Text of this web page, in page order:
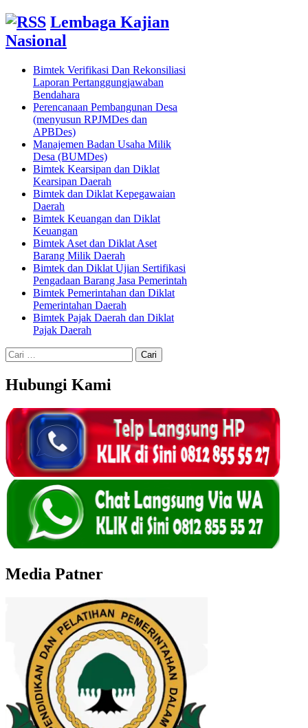
Lembaga Kajian
Nasional
Bimtek Verifikasi Dan Rekonsiliasi
Laporan Pertanggungjawaban
Bendahara
Perencanaan Pembangunan Desa
(menyusun RPJMDes dan
APBDes)
Manajemen Badan Usaha Milik
Desa (BUMDes)
Bimtek Kearsipan dan Diklat
Kearsipan Daerah
Bimtek dan Diklat Kepegawaian
Daerah
Bimtek Keuangan dan Diklat
Keuangan
Bimtek Aset dan Diklat Aset
Barang Milik Daerah
Bimtek dan Diklat Ujian Sertifikasi
Pengadaan Barang Jasa Pemerintah
Bimtek Pemerintahan dan Diklat
Pemerintahan Daerah
Bimtek Pajak Daerah dan Diklat
Pajak Daerah
Cari
untuk:
Hubungi Kami
Media Patner